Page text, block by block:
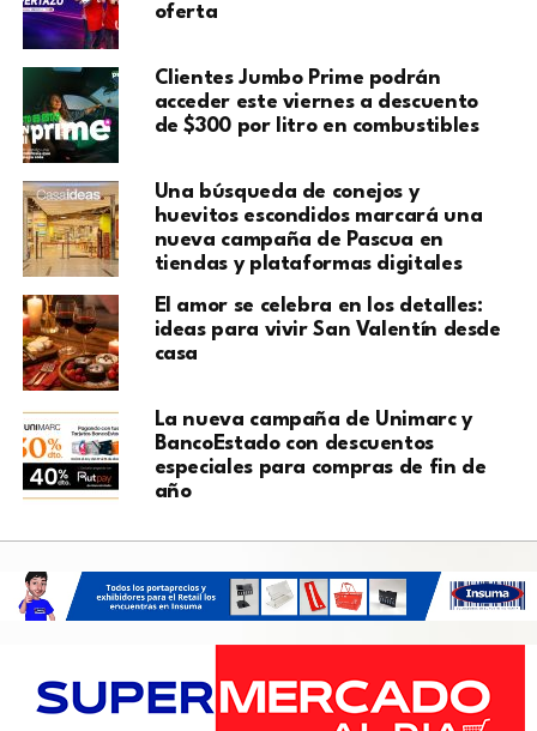
oferta
Clientes Jumbo Prime podrán
acceder este viernes a descuento
de $300 por litro en combustibles
Una búsqueda de conejos y
huevitos escondidos marcará una
nueva campaña de Pascua en
tiendas y plataformas digitales
El amor se celebra en los detalles:
ideas para vivir San Valentín desde
casa
La nueva campaña de Unimarc y
BancoEstado con descuentos
especiales para compras de fin de
año